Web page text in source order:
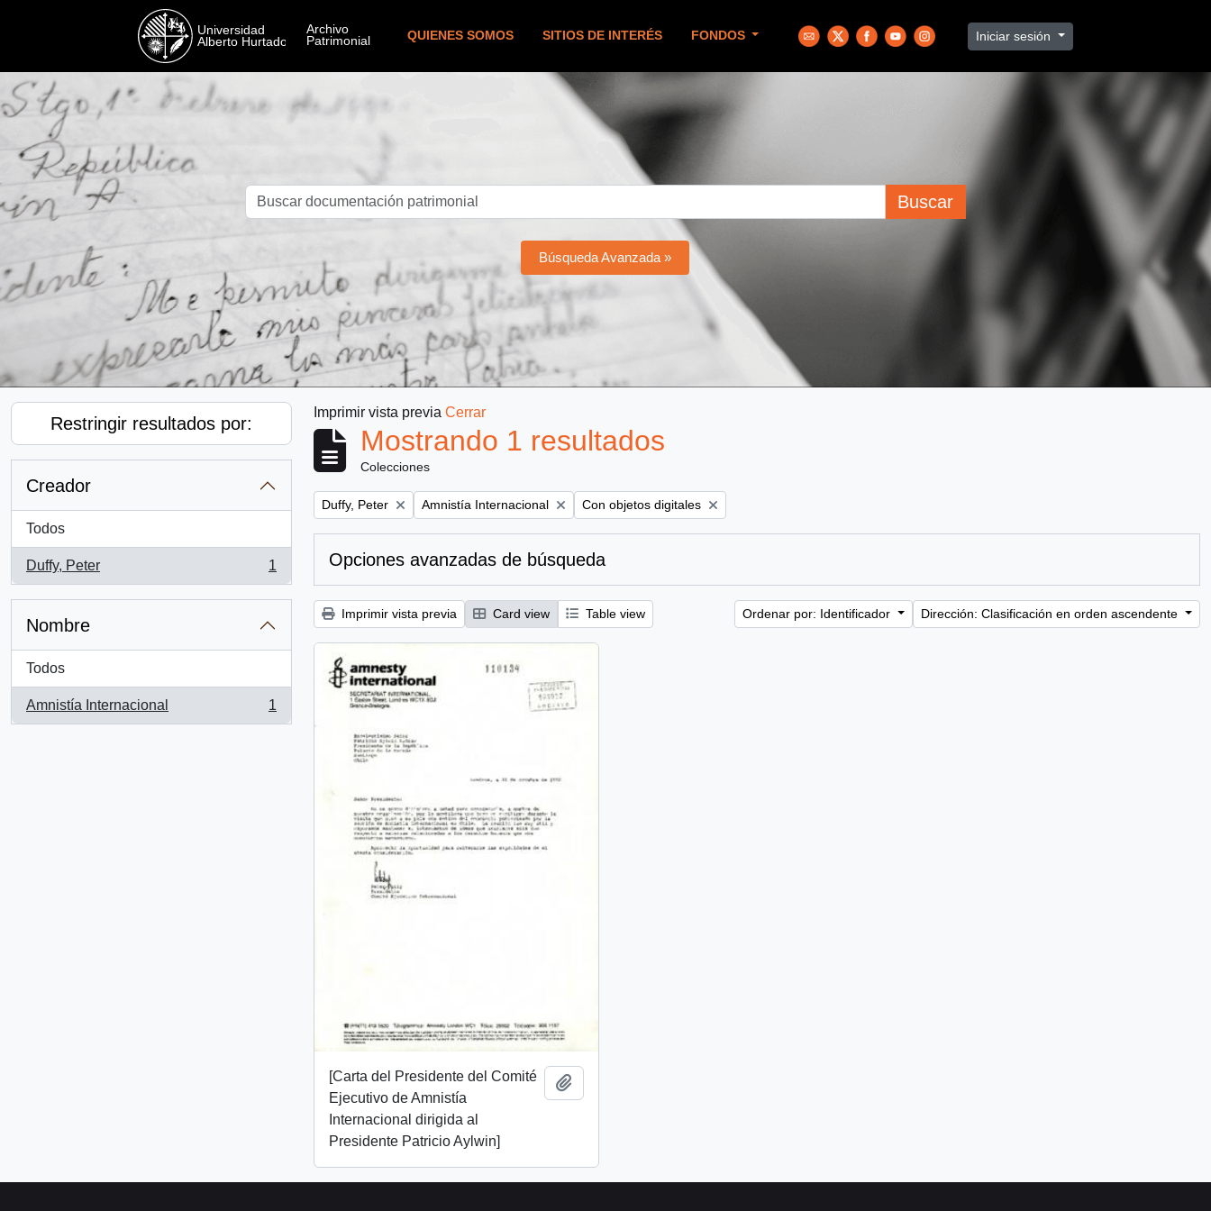
QUIENES SOMOS SITIOS DE INTERÉS FONDOS Iniciar sesión
Buscar
Búsqueda Avanzada »
Restringir resultados por:
Creador
Todos
Duffy, Peter
, 1 resultados
1
Nombre
Todos
Amnistía Internacional
, 1 resultados
1
Imprimir vista previa Cerrar
Mostrando 1 resultados
Colecciones
Remove filter:
Duffy, Peter Remove filter:
Amnistía Internacional Remove filter:
Con objetos digitales
Opciones avanzadas de búsqueda
Imprimir vista previa Card view Table view Ordenar por: Identificador Dirección: Clasificación en orden ascendente
[Carta del Presidente del Comité
Ejecutivo de Amnistía
Internacional dirigida al
Presidente Patricio Aylwin]